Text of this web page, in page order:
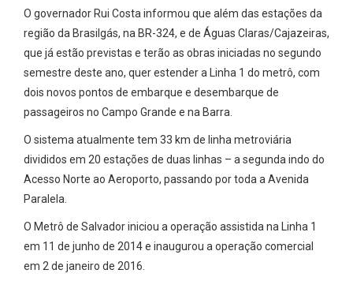
O governador Rui Costa informou que além das estações da
região da Brasilgás, na BR-324, e de Águas Claras/Cajazeiras,
que já estão previstas e terão as obras iniciadas no segundo
semestre deste ano, quer estender a Linha 1 do metrô, com
dois novos pontos de embarque e desembarque de
passageiros no Campo Grande e na Barra.
O sistema atualmente tem 33 km de linha metroviária
divididos em 20 estações de duas linhas – a segunda indo do
Acesso Norte ao Aeroporto, passando por toda a Avenida
Paralela.
O Metrô de Salvador iniciou a operação assistida na Linha 1
em 11 de junho de 2014 e inaugurou a operação comercial
em 2 de janeiro de 2016.